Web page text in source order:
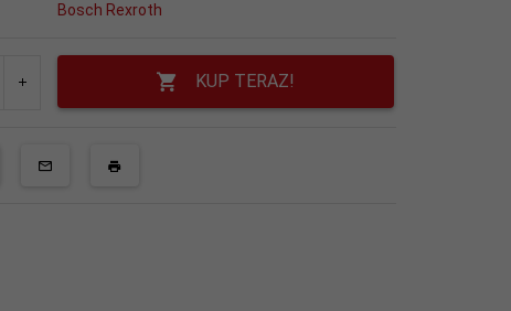
Bosch Rexroth
KUP TERAZ!